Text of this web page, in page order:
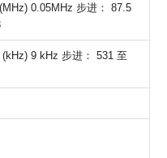
0.05MHz 步进： 87.5
(kHz) 9 kHz 步进： 531 至